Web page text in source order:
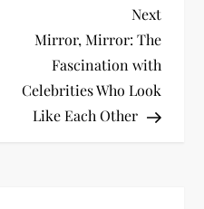
Next
Post
Next
Mirror, Mirror: The
Fascination with
Celebrities Who Look
Like Each Other